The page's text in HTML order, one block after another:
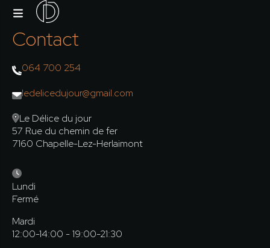
Contact
064 700 254
ledelicedujour@gmail.com
Le Délice du jour
57 Rue du chemin de fer
7160 Chapelle-Lez-Herlaimont
Lundi
Fermé
Mardi
12:00-14:00 - 19:00-21:30